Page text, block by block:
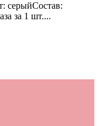
серыйСостав:
за 1 шт....